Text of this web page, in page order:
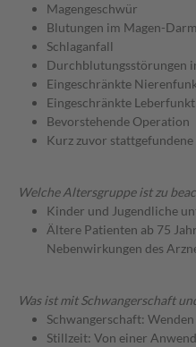
Magengeschwür
Blutungen im Magen-
Schlaganfall
Durchblutungsstörungen
Eingeschränkte
Eingeschränkte
Bevorstehende Operation
Kurz zuvor
Welche Altersgruppe ist zu
Kinder und Jugendliche
Ältere Patienten ab 75
Nebenwirkungen des
Was ist mit Schwangerschaft
Schwangerschaft:
Stillzeit: Von einer